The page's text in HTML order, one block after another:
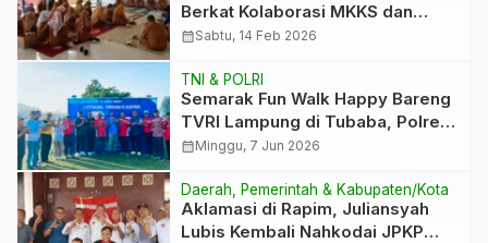
Berkat Kolaborasi MKKS dan
Perpustakaan
calendar_monthSabtu, 14 Feb 2026
TNI & POLRI
Semarak Fun Walk Happy Bareng
TVRI Lampung di Tubaba, Polres
Pastikan Kegiatan Aman dan
calendar_monthMinggu, 7 Jun 2026
Daerah, Pemerintah & Kabupaten/Kota
Aklamasi di Rapim, Juliansyah
Lubis Kembali Nahkodai JPKP